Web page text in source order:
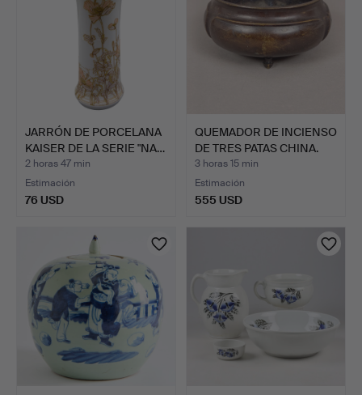
JARRÓN DE PORCELANA
KAISER DE LA SERIE "NA…
2 horas 47 min
Estimación
76 USD
QUEMADOR DE INCIENSO
DE TRES PATAS CHINA.
3 horas 15 min
Estimación
555 USD